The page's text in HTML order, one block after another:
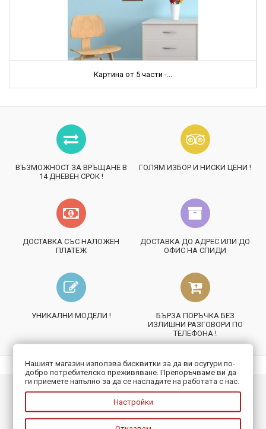
Картина от 5 части -...
ВЪЗМОЖНОСТ ЗА ВРЪЩАНЕ В
14 ДНЕВЕН СРОК !
ГОЛЯМ ИЗБОР И НИСКИ ЦЕНИ !
ДОСТАВКА СЪС НАЛОЖЕН
ПЛАТЕЖ
ДОСТАВКА ДО АДРЕС ИЛИ ДО
ОФИС НА СПИДИ
УНИКАЛНИ МОДЕЛИ !
БЪРЗА ПОРЪЧКА БЕЗ
ИЗЛИШНИ РАЗГОВОРИ ПО
ТЕЛЕФОНА !
ИНФОРМАЦИЯ
ПОЛЕЗНО
Нашият магазин използва бисквитки за да ви осугури по-
добро потребителско преживяване. Препоръчваме ви да
ги приемете напълно за да се насладите на работата с нас.
Настройки